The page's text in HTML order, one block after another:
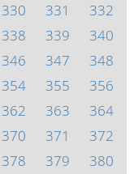
330 331
332
338 339
340
346 347
348
354 355
356
362 363
364
370 371
372
378 379
380